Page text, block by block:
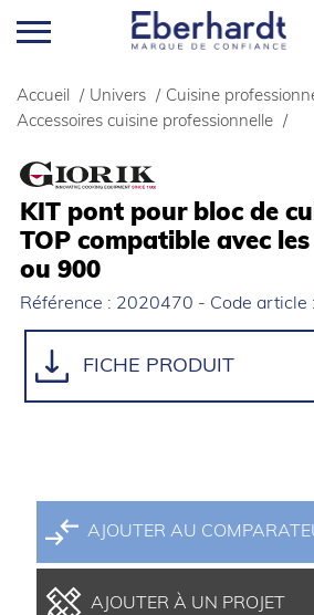
Accueil / Univers / Cuisine
Accessoires cuisine professionnelle /
KIT pont pour bloc de
TOP compatible avec
ou 900
Référence : 2020470 - Code article
FICHE PRODUIT
AJOUTER AU
AJOUTER À UN PROJET